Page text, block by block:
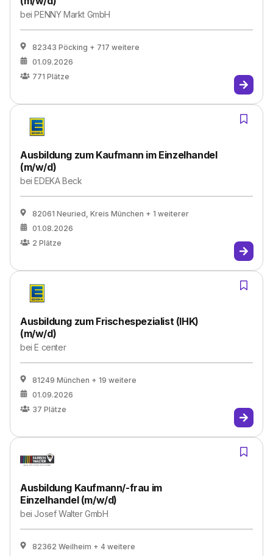
beiPENNY Markt GmbH
82343 Pöcking + 717 weitere
01.09.2026
771 Plätze
Ausbildung zum Kaufmann im Einzelhandel
(m/w/d)
beiEDEKA Beck
82061 Neuried, Kreis München + 1 weiterer
01.08.2026
2 Plätze
Ausbildung zum Frischespezialist (IHK)
(m/w/d)
beiE center
81249 München + 19 weitere
01.09.2026
37 Plätze
Ausbildung Kaufmann/-frau im
Einzelhandel (m/w/d)
bei Josef Walter GmbH
82362 Weilheim + 4 weitere